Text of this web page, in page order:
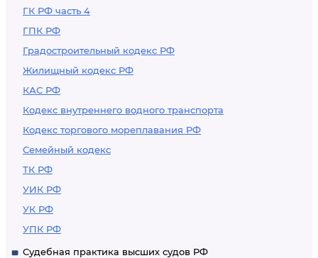
ГК РФ часть 4
ГПК РФ
Градостроительный кодекс РФ
Жилищный кодекс РФ
КАС РФ
Кодекс внутреннего водного транспорта
Кодекс торгового мореплавания РФ
Семейный кодекс
ТК РФ
УИК РФ
УК РФ
УПК РФ
Судебная практика высших судов РФ